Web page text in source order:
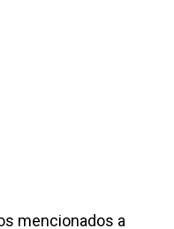
mencionados a